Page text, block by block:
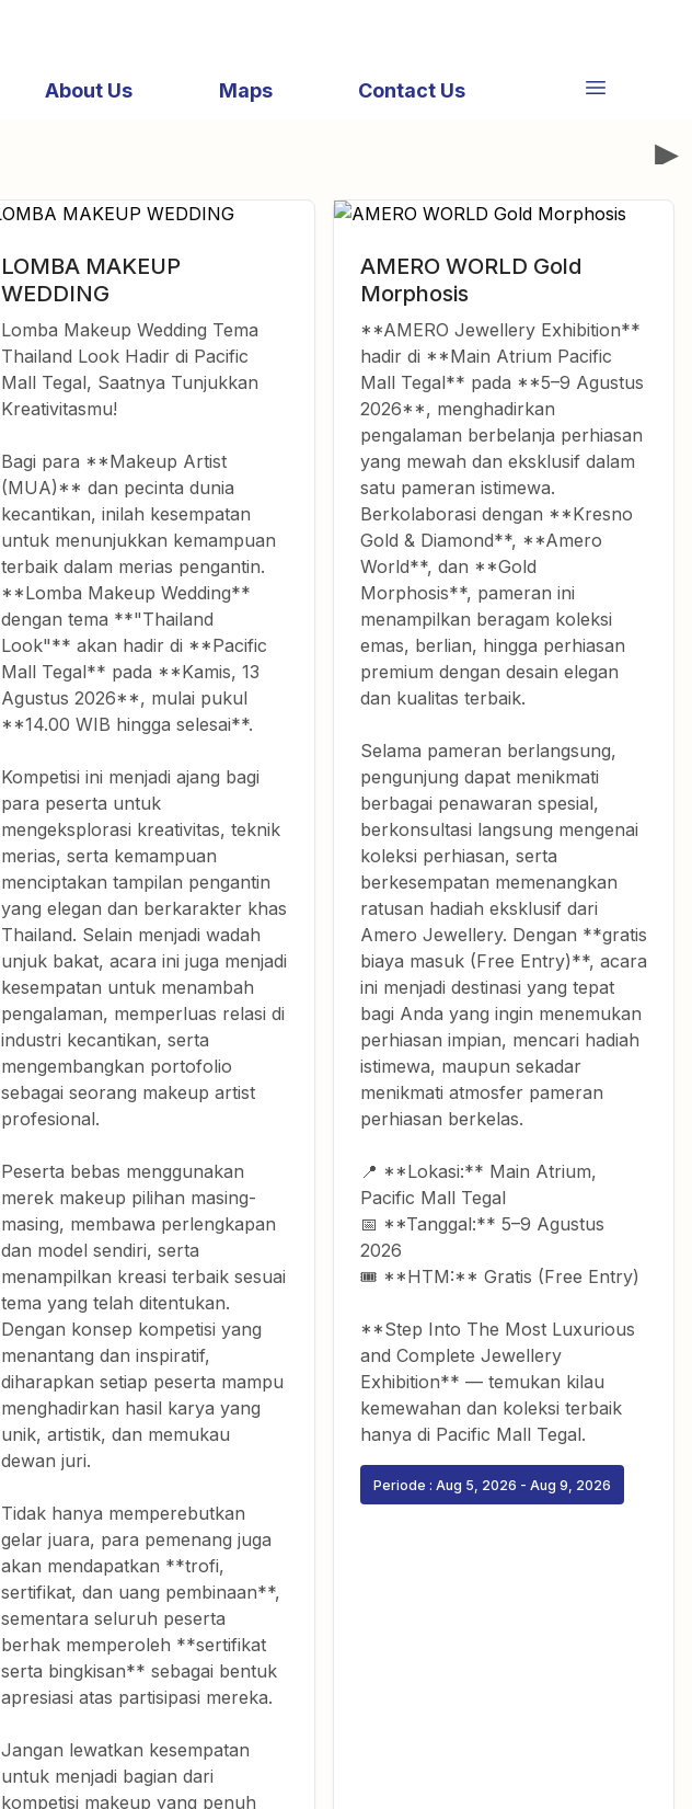
About Us Maps Contact Us
LOMBA MAKEUP
WEDDING
Lomba Makeup Wedding Tema
Thailand Look Hadir di Pacific
Mall Tegal, Saatnya Tunjukkan
Kreativitasmu!
Bagi para **Makeup Artist
(MUA)** dan pecinta dunia
kecantikan, inilah kesempatan
untuk menunjukkan kemampuan
terbaik dalam merias pengantin.
**Lomba Makeup Wedding**
dengan tema **"Thailand
Look"** akan hadir di **Pacific
Mall Tegal** pada **Kamis, 13
Agustus 2026**, mulai pukul
**14.00 WIB hingga selesai**.
Kompetisi ini menjadi ajang bagi
para peserta untuk
mengeksplorasi kreativitas, teknik
merias, serta kemampuan
menciptakan tampilan pengantin
yang elegan dan berkarakter khas
Thailand. Selain menjadi wadah
unjuk bakat, acara ini juga menjadi
kesempatan untuk menambah
pengalaman, memperluas relasi di
industri kecantikan, serta
mengembangkan portofolio
sebagai seorang makeup artist
profesional.
Peserta bebas menggunakan
merek makeup pilihan masing-
masing, membawa perlengkapan
dan model sendiri, serta
menampilkan kreasi terbaik sesuai
tema yang telah ditentukan.
Dengan konsep kompetisi yang
menantang dan inspiratif,
diharapkan setiap peserta mampu
menghadirkan hasil karya yang
unik, artistik, dan memukau
dewan juri.
Tidak hanya memperebutkan
gelar juara, para pemenang juga
akan mendapatkan **trofi,
sertifikat, dan uang pembinaan**,
sementara seluruh peserta
berhak memperoleh **sertifikat
serta bingkisan** sebagai bentuk
apresiasi atas partisipasi mereka.
Jangan lewatkan kesempatan
untuk menjadi bagian dari
kompetisi makeup yang penuh
AMERO WORLD Gold
Morphosis
**AMERO Jewellery Exhibition**
hadir di **Main Atrium Pacific
Mall Tegal** pada **5–9 Agustus
2026**, menghadirkan
pengalaman berbelanja perhiasan
yang mewah dan eksklusif dalam
satu pameran istimewa.
Berkolaborasi dengan **Kresno
Gold & Diamond**, **Amero
World**, dan **Gold
Morphosis**, pameran ini
menampilkan beragam koleksi
emas, berlian, hingga perhiasan
premium dengan desain elegan
dan kualitas terbaik.
Selama pameran berlangsung,
pengunjung dapat menikmati
berbagai penawaran spesial,
berkonsultasi langsung mengenai
koleksi perhiasan, serta
berkesempatan memenangkan
ratusan hadiah eksklusif dari
Amero Jewellery. Dengan **gratis
biaya masuk (Free Entry)**, acara
ini menjadi destinasi yang tepat
bagi Anda yang ingin menemukan
perhiasan impian, mencari hadiah
istimewa, maupun sekadar
menikmati atmosfer pameran
perhiasan berkelas.
📍 **Lokasi:** Main Atrium,
Pacific Mall Tegal
📅 **Tanggal:** 5–9 Agustus
2026
🎟️ **HTM:** Gratis (Free Entry)
**Step Into The Most Luxurious
and Complete Jewellery
Exhibition** — temukan kilau
kemewahan dan koleksi terbaik
hanya di Pacific Mall Tegal.
Periode : Aug 5, 2026 - Aug 9, 2026